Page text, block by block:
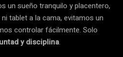
un sueño tranquilo y placentero,
tablet a la cama, evitamos un
controlar fácilmente. Solo
y disciplina.